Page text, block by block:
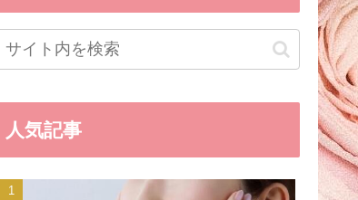
人気記事